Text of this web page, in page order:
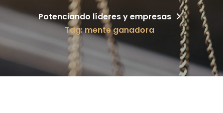
Potenciando líderes y empresas
Tag: mente ganadora